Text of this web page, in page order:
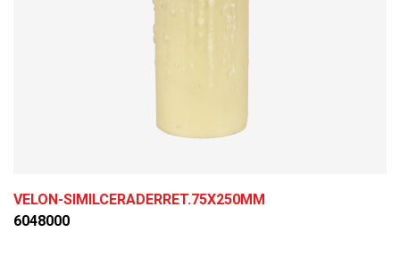
VELON-SIMILCERADERRET.75X250MM
6048000